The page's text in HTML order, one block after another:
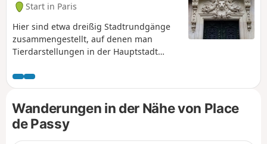
Start in Paris
Hier sind etwa dreißig Stadtrundgänge
zusammengestellt, auf denen man
Tierdarstellungen in der Hauptstadt
Gebäudeverzierungen, Wandmalereien
usw.
Wanderungen in der Nähe von Place
de Passy